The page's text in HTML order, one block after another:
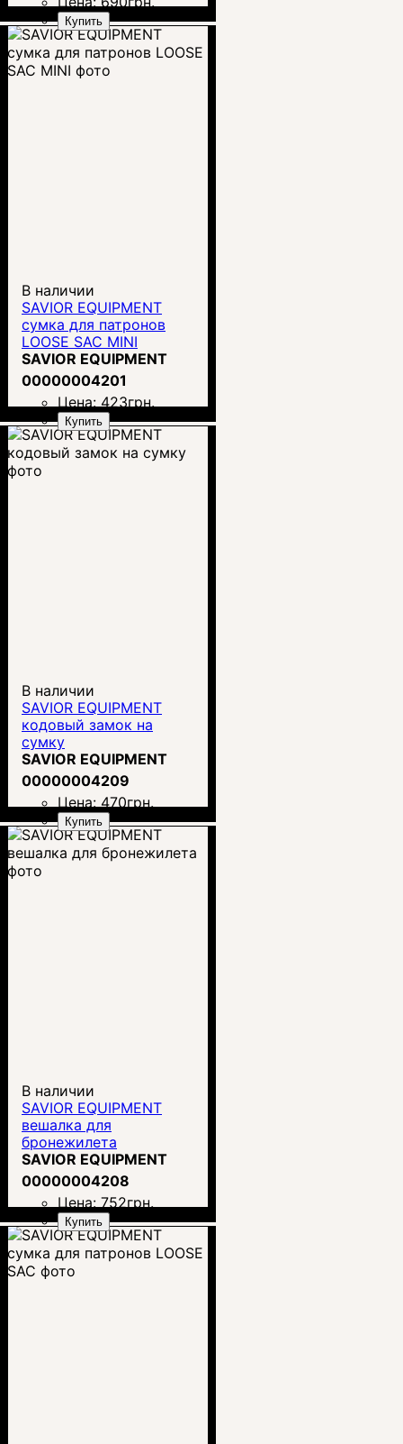
Купить
В наличии
SAVIOR EQUIPMENT
сумка для патронов
LOOSE SAC MINI
SAVIOR EQUIPMENT
00000004201
Цена: 423грн.
Купить
В наличии
SAVIOR EQUIPMENT
кодовый замок на
сумку
SAVIOR EQUIPMENT
00000004209
Цена: 470грн.
Купить
В наличии
SAVIOR EQUIPMENT
вешалка для
бронежилета
SAVIOR EQUIPMENT
00000004208
Цена: 752грн.
Купить